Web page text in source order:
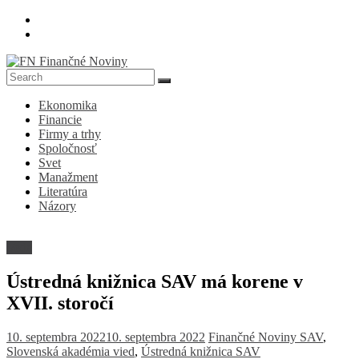
Skip
FN
Finančné
Noviny
Denník
ekonomike
spoločnosti
Ekonomika
Financie
Firmy a trhy
Spoločnosť
Svet
Manažment
Literatúra
Názory
Ústredná knižnica SAV má korene v
XVII. storočí
10. septembra 202210. septembra 2022 Finančné Noviny SAV,
Slovenská akadémia vied, Ústredná knižnica SAV